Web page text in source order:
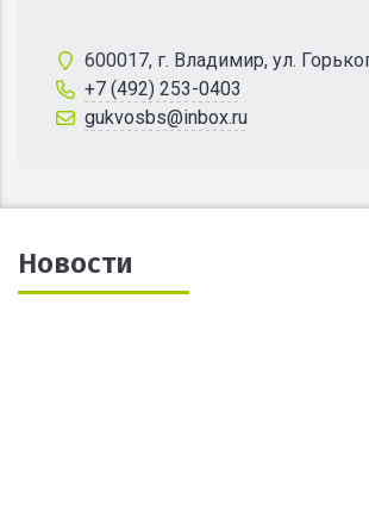
600017, г. Владимир, ул.
+7 (492) 253-0403
gukvosbs@inbox.ru
Новости